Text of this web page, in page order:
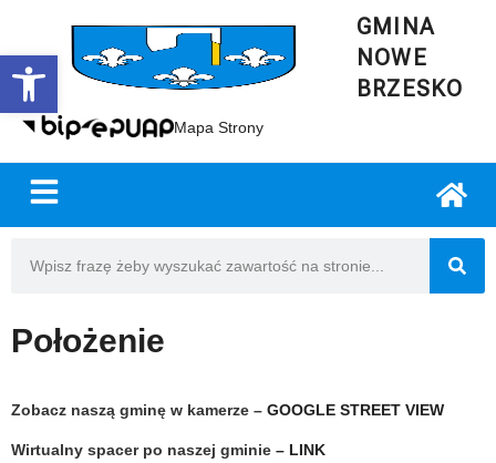
Open toolbar
GMINA
NOWE
BRZESKO
Mapa Strony
Położenie
Zobacz naszą gminę w kamerze – GOOGLE STREET VIEW
Wirtualny spacer po naszej gminie – LINK